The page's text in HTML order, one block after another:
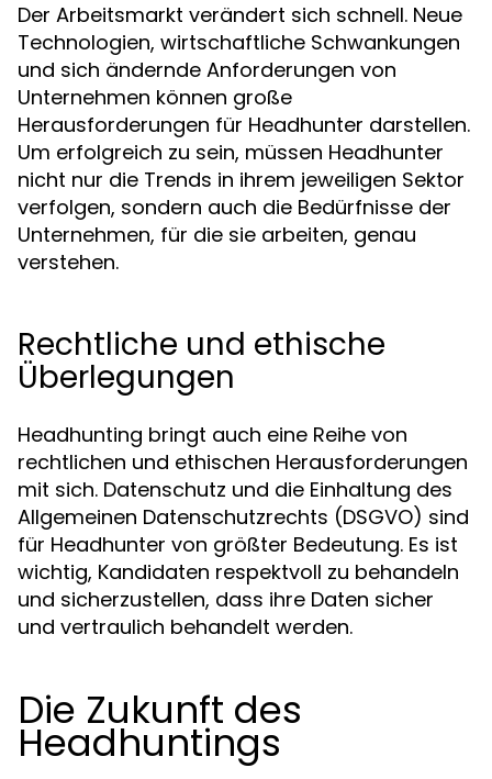
Der Arbeitsmarkt verändert sich schnell. Neue
Technologien, wirtschaftliche Schwankungen
und sich ändernde Anforderungen von
Unternehmen können große
Herausforderungen für Headhunter darstellen.
Um erfolgreich zu sein, müssen Headhunter
nicht nur die Trends in ihrem jeweiligen Sektor
verfolgen, sondern auch die Bedürfnisse der
Unternehmen, für die sie arbeiten, genau
verstehen.
Rechtliche und ethische
Überlegungen
Headhunting bringt auch eine Reihe von
rechtlichen und ethischen Herausforderungen
mit sich. Datenschutz und die Einhaltung des
Allgemeinen Datenschutzrechts (DSGVO) sind
für Headhunter von größter Bedeutung. Es ist
wichtig, Kandidaten respektvoll zu behandeln
und sicherzustellen, dass ihre Daten sicher
und vertraulich behandelt werden.
Die Zukunft des
Headhuntings